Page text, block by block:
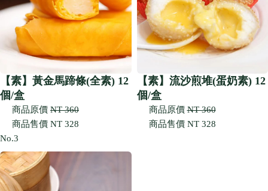
【素】黃金馬蹄條(全素) 12
個/盒
商品原價 NT 360
商品售價 NT 328
No.3
【素】流沙煎堆(蛋奶素) 12
個/盒
商品原價 NT 360
商品售價 NT 328